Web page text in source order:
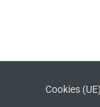
Cookies (UE)